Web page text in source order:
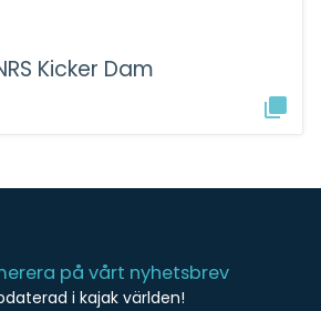
Kicker Dam
på vårt nyhetsbrev
i kajak världen!